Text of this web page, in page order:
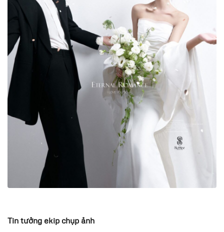
Tin tưởng ekip chụp ảnh